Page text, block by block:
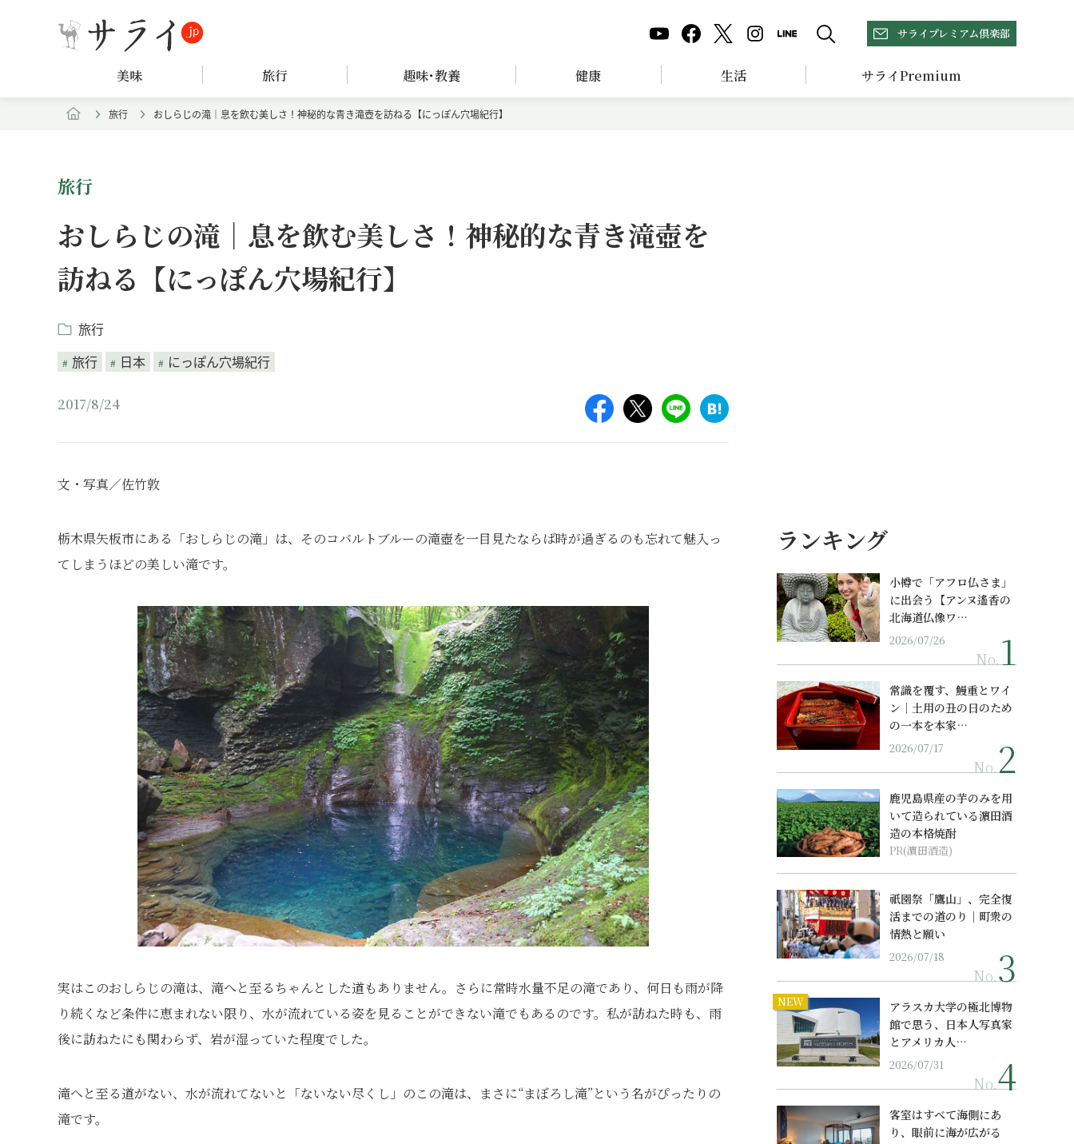
サライプレミアム倶楽部
美味 旅行 趣味･教養 健康 生活 サライPremium
旅行 おしらじの滝｜息を飲む美しさ！神秘的な青き滝壺を訪ねる【にっぽん穴場紀行】
旅行
おしらじの滝｜息を飲む美しさ！神秘的な青き滝壺を
訪ねる【にっぽん穴場紀行】
旅行
旅行
日本 にっぽん穴場紀行
2017/8/24
文・写真／佐竹敦
栃木県矢板市にある「おしらじの滝」は、そのコバルトブルーの滝壺を一目見たならば時が過ぎるのも忘れて魅入っ
てしまうほどの美しい滝です。
実はこのおしらじの滝は、滝へと至るちゃんとした道もありません。さらに常時水量不足の滝であり、何日も雨が降
り続くなど条件に恵まれない限り、水が流れている姿を見ることができない滝でもあるのです。私が訪ねた時も、雨
後に訪ねたにも関わらず、岩が湿っていた程度でした。
滝へと至る道がない、水が流れてないと「ないない尽くし」のこの滝は、まさに“まぼろし滝”という名がぴったりの
滝です。
ランキング
小樽で「アフロ仏さま」
に出会う【アンヌ遙香の
北海道仏像ワ…
2026/07/26
No.
常識を覆す、鰻重とワイ
ン｜土用の丑の日のため
の一本を本家…
2026/07/17
No.
鹿児島県産の芋のみを用
いて造られている濵田酒
造の本格焼酎
PR(濵田酒造)
祇園祭「鷹山」、完全復
活までの道のり｜町衆の
情熱と願い
2026/07/18
No.
NEW
アラスカ大学の極北博物
館で思う、日本人写真家
とアメリカ人…
2026/07/31
No.
客室はすべて海側にあ
り、眼前に海が広がる